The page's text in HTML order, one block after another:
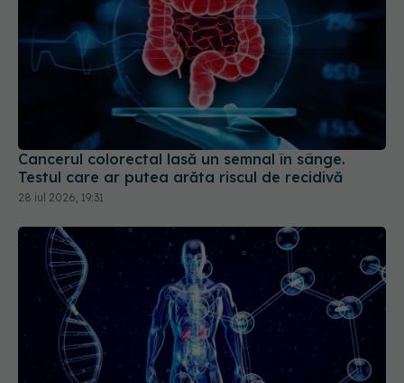
Cancerul colorectal lasă un semnal în sânge.
Testul care ar putea arăta riscul de recidivă
28 iul 2026, 19:31